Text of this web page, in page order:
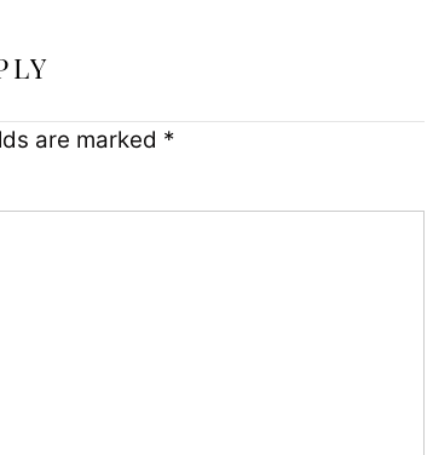
are marked *